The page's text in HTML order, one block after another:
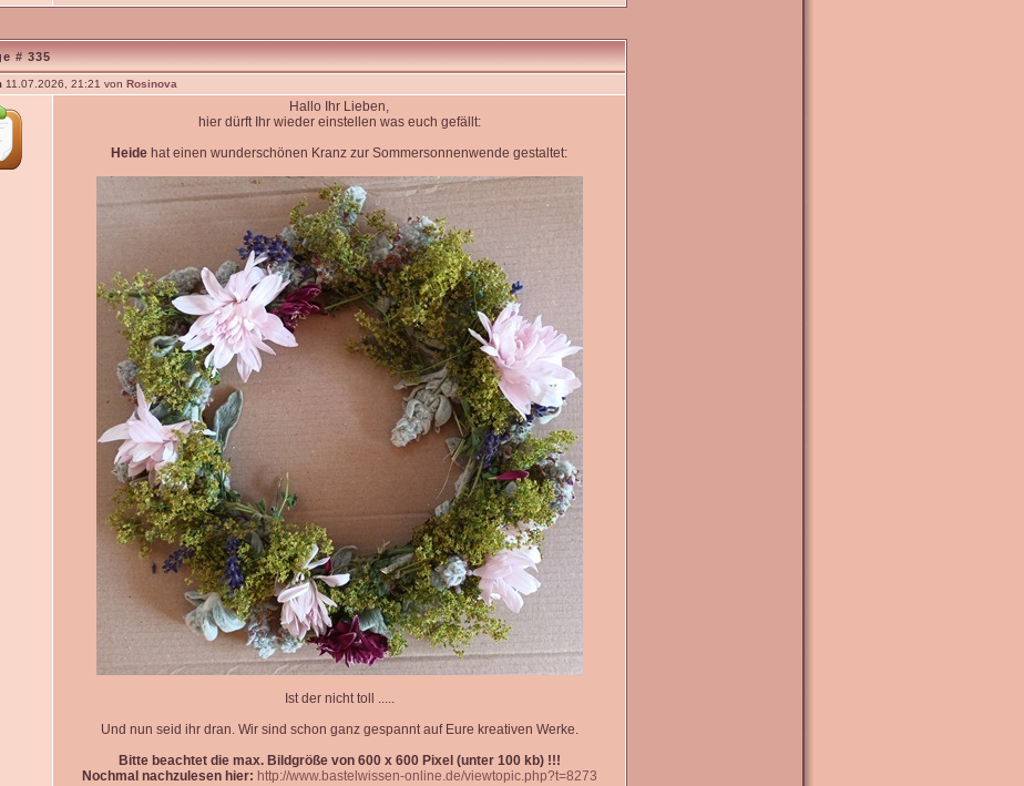
# 335
11.07.2026, 21:21 von Rosinova
Hallo Ihr Lieben,
hier dürft Ihr wieder einstellen was euch gefällt:
Heide hat einen wunderschönen Kranz zur Sommersonnenwende gestaltet:
Ist der nicht toll .....
Und nun seid ihr dran. Wir sind schon ganz gespannt auf Eure kreativen Werke.
Bitte beachtet die max. Bildgröße von 600 x 600 Pixel (unter 100 kb) !!!
Nochmal nachzulesen hier: http://www.bastelwissen-online.de/viewtopic.php?t=8273